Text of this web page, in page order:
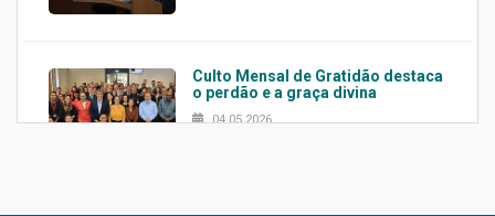
Culto Mensal de Gratidão destaca
o perdão e a graça divina
04.05.2026